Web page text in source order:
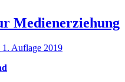
Medienerziehung
Auflage 2019